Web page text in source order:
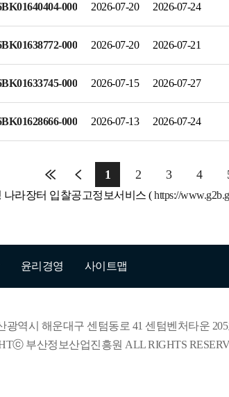
000 2026-07-20 2026-07-24
000 2026-07-20 2026-07-21
000 2026-07-15 2026-07-27
000 2026-07-13 2026-07-24
1 2 3 4
나라장터 입찰공고정보서비스 (https://
윤리경영 사이트맵
광역시 해운대구 센텀동로 41 센텀벤처타운 205
부산정보산업진흥원 ALL RIGHTS